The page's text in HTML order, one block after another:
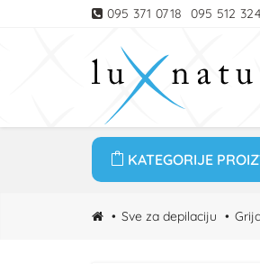
095 371 0718 095 512
KATEGORIJE
Sve za depilaciju